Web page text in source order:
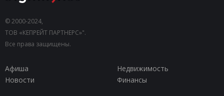
© 2000-2024,
ТОВ «КЕПРЕЙТ ПАРТНЕРС»".
Все права защищены.
Афиша
Недвижимость
Новости
Финансы